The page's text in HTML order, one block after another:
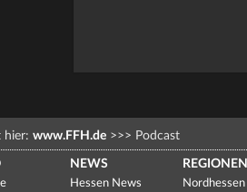
hier: www.FFH.de >>> Podcast
NEWS
Hessen News
REGIONEN